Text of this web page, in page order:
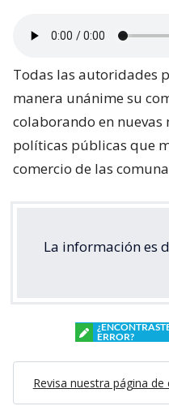
Todas las autoridades
manera unánime su
colaborando en
políticas públicas que
comercio de las
La información es
ERROR?
Revisa nuestra página de